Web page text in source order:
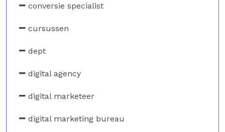
conversie specialist
cursussen
dept
digital agency
digital marketeer
digital marketing bureau